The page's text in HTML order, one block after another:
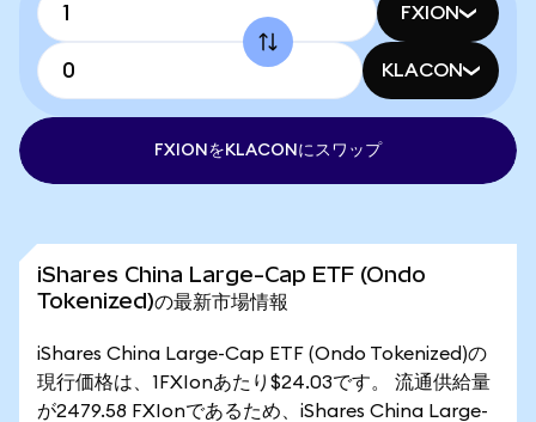
FXION
KLACON
FXIONをKLACONにスワップ
iShares China Large-Cap ETF (Ondo
Tokenized)の最新市場情報
iShares China Large-Cap ETF (Ondo Tokenized)の
現行価格は、1FXIonあたり$24.03です。 流通供給量
が2479.58 FXIonであるため、iShares China Large-